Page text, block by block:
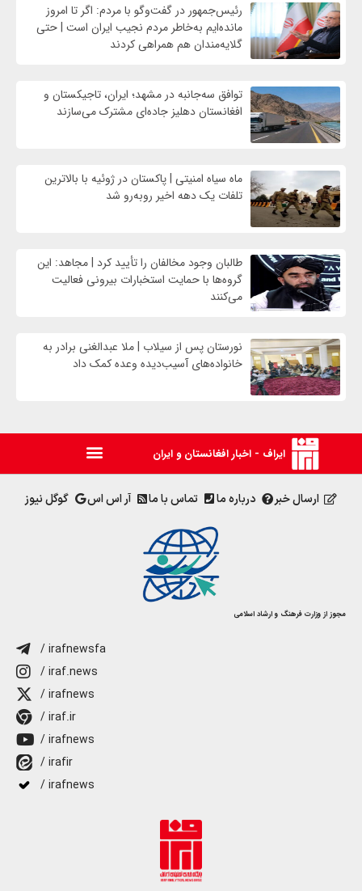
رئیس‌جمهور در گفت‌وگو با مردم: اگر تا امروز
مانده‌ایم به‌خاطر مردم نجیب ایران است | حتی
گلایه‌مندان هم همراهی کردند
توافق سه‌جانبه در مشهد؛ ایران، تاجیکستان و
افغانستان دهلیز جاده‌ای مشترک می‌سازند
ماه سیاه امنیتی | پاکستان در ژوئیه با بالاترین
تلفات یک دهه اخیر روبه‌رو شد
طالبان وجود مخالفان را تأیید کرد | مجاهد: این
گروه‌ها با حمایت استخبارات بیرونی فعالیت
می‌کنند
نورستان پس از سیلاب | ملا عبدالغنی برادر به
خانواده‌های آسیب‌دیده وعده کمک داد
ایراف - اخبار افغانستان و ایران
ارسال خبر درباره ما تماس با ما آر اس اس گوگل نیوز
مجوز از وزارت فرهنگ و ارشاد اسلامی
/ irafnewsfa
/ iraf.news
/ irafnews
/ iraf.ir
/ irafnews
/ irafir
/ irafnews